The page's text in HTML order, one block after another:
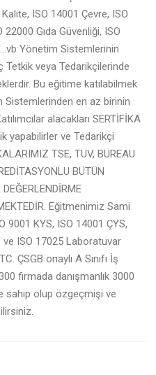
ISO 14001 Çevre, ISO
22000 Gıda Güvenliği, ISO
Yönetim Sistemlerinin
Tetkik veya Tedarikçilerinde
Bu eğitime katılabilmek
Sistemlerinden en az birinin
alacakları SERTİFİKA
yapabilirler ve Tedarikçi
TSE, TUV, BUREAU
BÜTÜN
Eğitmenimiz Sami
9001 KYS, ISO 14001 ÇYS,
ve ISO 17025 Laboratuvar
ÇSGB onaylı A Sınıfı İş
firmada danışmanlık 3000
sahip olup özgeçmişi ve